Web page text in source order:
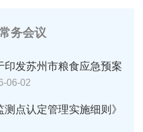
务会议
印发苏州市粮食应急预案
06-02
测点认定管理实施细则》